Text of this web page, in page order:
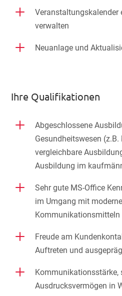
L
Veranstaltungskalender
verwalten
L Neuanlage und
Ihre Qualifikationen
L
Abgeschlossene
Gesundheitswesen (z.B.
vergleichbare
Ausbildung im
L
Sehr gute MS-Office
im Umgang mit
Kommunikationsmitteln
L
Freude am
Auftreten und
L
Kommunikationsstärke,
Ausdrucksvermögen in